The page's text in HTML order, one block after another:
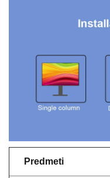
Predmeti